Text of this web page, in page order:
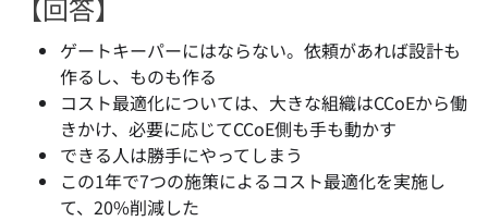
【回答】
ゲートキーパーにはならない。依頼があれば設計も
作るし、ものも作る
コスト最適化については、大きな組織はCCoEから働
きかけ、必要に応じてCCoE側も手も動かす
できる人は勝手にやってしまう
この1年で7つの施策によるコスト最適化を実施し
て、20%削減した